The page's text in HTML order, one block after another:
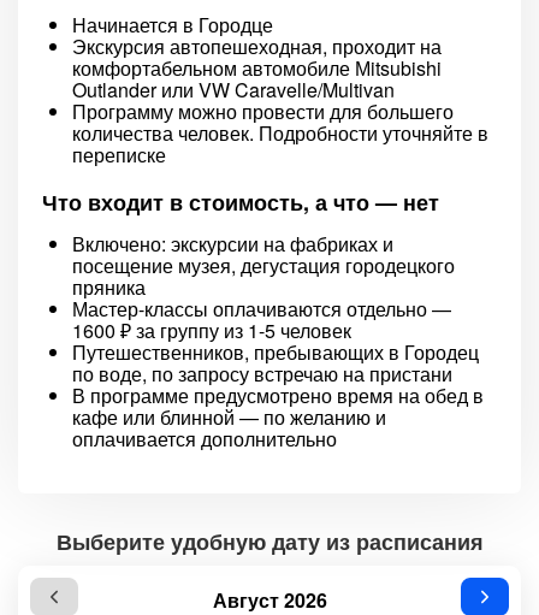
Начинается в Городце
Экскурсия автопешеходная, проходит на
комфортабельном автомобиле Мitsubishi
Outlander или VW Caravelle/Multivan
Программу можно провести для большего
количества человек. Подробности уточняйте в
переписке
Что входит в стоимость, а что — нет
Включено: экскурсии на фабриках и
посещение музея, дегустация городецкого
пряника
Мастер-классы оплачиваются отдельно —
1600 ₽ за группу из 1-5 человек
Путешественников, пребывающих в Городец
по воде, по запросу встречаю на пристани
В программе предусмотрено время на обед в
кафе или блинной — по желанию и
оплачивается дополнительно
Выберите удобную дату из расписания
Август 2026